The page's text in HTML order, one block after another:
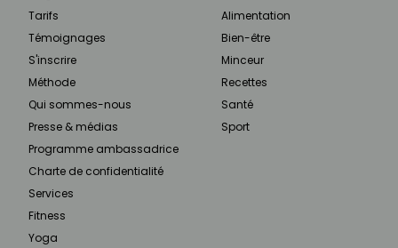
Tarifs
Témoignages
S'inscrire
Méthode
Qui sommes-nous
Presse & médias
Programme ambassadrice
Charte de confidentialité
Services
Fitness
Yoga
Alimentation
Bien-être
Minceur
Recettes
Santé
Sport